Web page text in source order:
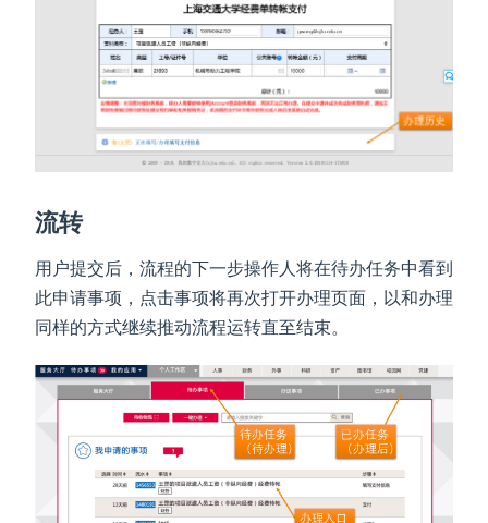
流转
用户提交后，流程的下一步操作人将在待办任务中看到
此申请事项，点击事项将再次打开办理页面，以和办理
同样的方式继续推动流程运转直至结束。